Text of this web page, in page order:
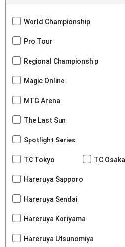
World Championship
Pro Tour
Regional Championship
Magic Online
MTG Arena
The Last Sun
Spotlight Series
TC Tokyo TC Osaka
Hareruya Sapporo
Hareruya Sendai
Hareruya Koriyama
Hareruya Utsunomiya